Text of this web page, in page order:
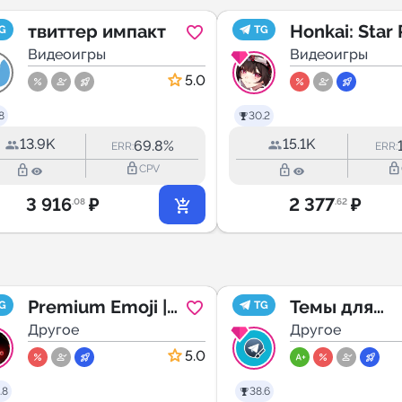
твиттер импакт
Видеоигры
5.0
13.9K ERR:69.8%
lock_outline lock_outlineCPV
3 916.08 ₽
TG
30.2
Honkai: Star
Muuurrchik
Видеоигры
15.1K ERR:
lock_outline lock_outline
2 377.62 ₽
Premium Emoji |
Премиум эмодзи
ᴏxᴇᴡɪᴏ🗝️
Другое
5.0
TG
38.6
Темы для
Телеграм
Другое